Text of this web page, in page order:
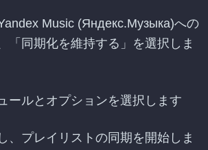
Music (Яндекс.Музыка)への
「同期化を維持する」を選択しま
ールとオプションを選択します
、プレイリストの同期を開始しま